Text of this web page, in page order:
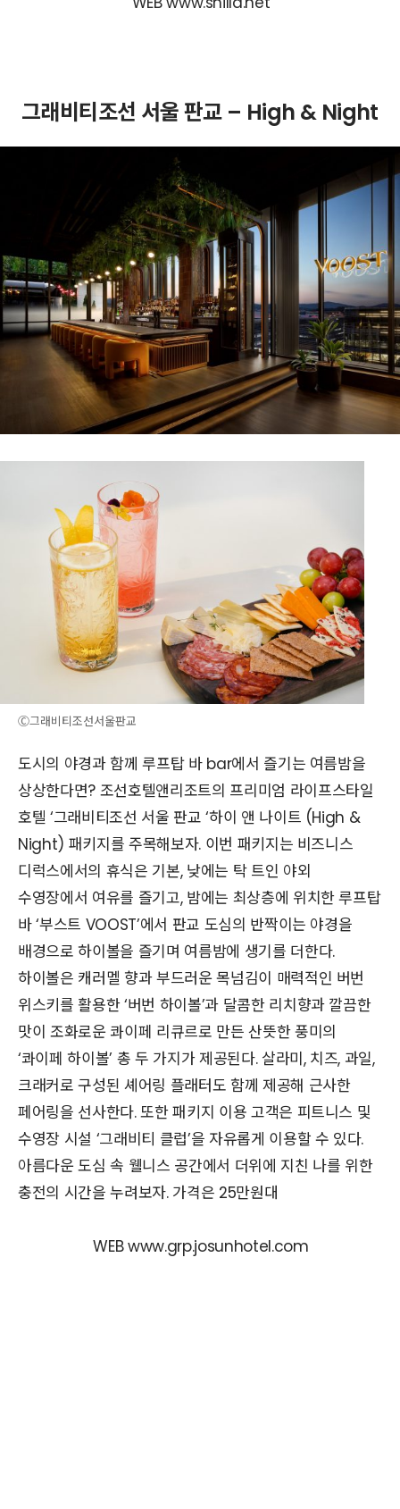
그래비티조선 서울 판교 – High & Night
Ⓒ그래비티조선서울판교
도시의 야경과 함께 루프탑 바 bar에서 즐기는 여름밤을
상상한다면? 조선호텔앤리조트의 프리미엄 라이프스타일
호텔 ‘그래비티조선 서울 판교 ‘하이 앤 나이트 (High &
Night) 패키지를 주목해보자. 이번 패키지는 비즈니스
디럭스에서의 휴식은 기본, 낮에는 탁 트인 야외
수영장에서 여유를 즐기고, 밤에는 최상층에 위치한 루프탑
바 ‘부스트 VOOST’에서 판교 도심의 반짝이는 야경을
배경으로 하이볼을 즐기며 여름밤에 생기를 더한다.
하이볼은 캐러멜 향과 부드러운 목넘김이 매력적인 버번
위스키를 활용한 ‘버번 하이볼’과 달콤한 리치향과 깔끔한
맛이 조화로운 콰이페 리큐르로 만든 산뜻한 풍미의
‘콰이페 하이볼’ 총 두 가지가 제공된다. 살라미, 치즈, 과일,
크래커로 구성된 셰어링 플래터도 함께 제공해 근사한
페어링을 선사한다. 또한 패키지 이용 고객은 피트니스 및
수영장 시설 ‘그래비티 클럽’을 자유롭게 이용할 수 있다.
아름다운 도심 속 웰니스 공간에서 더위에 지친 나를 위한
충전의 시간을 누려보자. 가격은 25만원대
WEB www.grp.josunhotel.com